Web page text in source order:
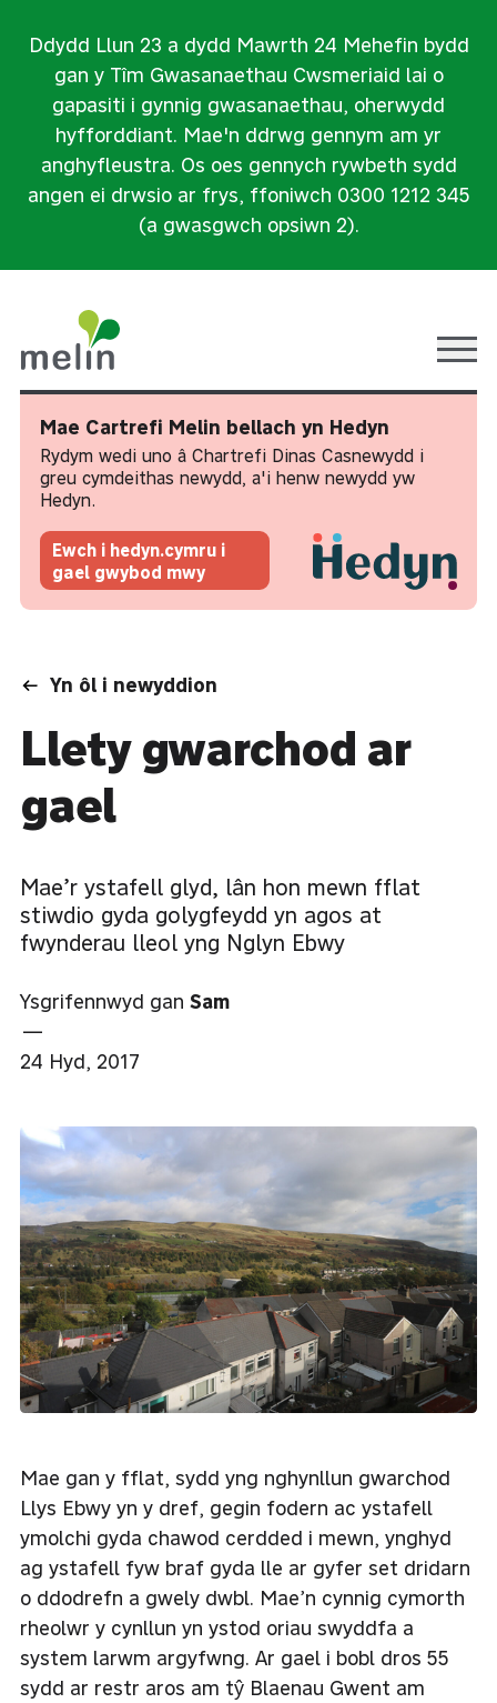
Ddydd Llun 23 a dydd Mawrth 24 Mehefin bydd
gan y Tîm Gwasanaethau Cwsmeriaid lai o
gapasiti i gynnig gwasanaethau, oherwydd
hyfforddiant. Mae'n ddrwg gennym am yr
anghyfleustra. Os oes gennych rywbeth sydd
angen ei drwsio ar frys, ffoniwch 0300 1212 345
(a gwasgwch opsiwn 2).
Mae Cartrefi Melin bellach yn Hedyn
Rydym wedi uno â Chartrefi Dinas Casnewydd i
greu cymdeithas newydd, a'i henw newydd yw
Hedyn.
Ewch i hedyn.cymru i
gael gwybod mwy
Yn ôl i newyddion
Llety gwarchod ar
gael
Mae’r ystafell glyd, lân hon mewn fflat
stiwdio gyda golygfeydd yn agos at
fwynderau lleol yng Nglyn Ebwy
Ysgrifennwyd gan Sam
—
24 Hyd, 2017
Mae gan y fflat, sydd yng nghynllun gwarchod
Llys Ebwy yn y dref, gegin fodern ac ystafell
ymolchi gyda chawod cerdded i mewn, ynghyd
ag ystafell fyw braf gyda lle ar gyfer set dridarn
o ddodrefn a gwely dwbl. Mae’n cynnig cymorth
rheolwr y cynllun yn ystod oriau swyddfa a
system larwm argyfwng. Ar gael i bobl dros 55
sydd ar restr aros am tŷ Blaenau Gwent am